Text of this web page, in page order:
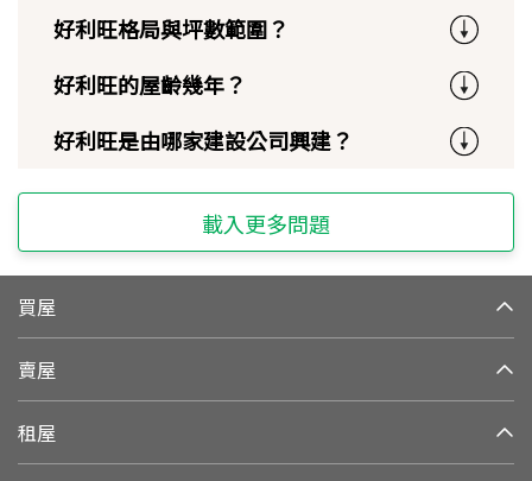
好利旺格局與坪數範圍？
好利旺的屋齡幾年？
好利旺是由哪家建設公司興建？
載入更多問題
買屋
賣屋
租屋